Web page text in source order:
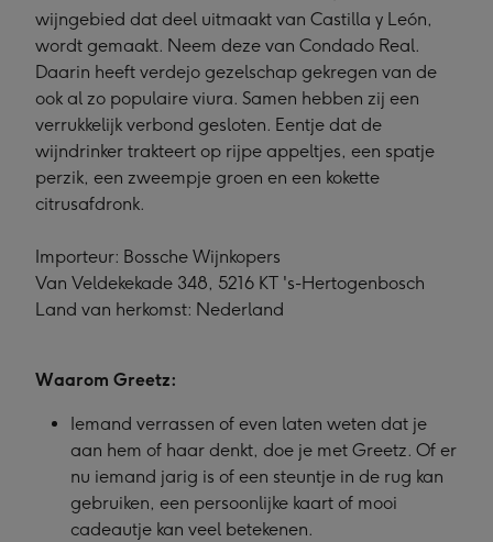
wijngebied dat deel uitmaakt van Castilla y León,
wordt gemaakt. Neem deze van Condado Real.
Daarin heeft verdejo gezelschap gekregen van de
ook al zo populaire viura. Samen hebben zij een
verrukkelijk verbond gesloten. Eentje dat de
wijndrinker trakteert op rijpe appeltjes, een spatje
perzik, een zweempje groen en een kokette
citrusafdronk.
Importeur: Bossche Wijnkopers
Van Veldekekade 348, 5216 KT 's-Hertogenbosch
Land van herkomst: Nederland
Waarom Greetz:
Iemand verrassen of even laten weten dat je
aan hem of haar denkt, doe je met Greetz. Of er
nu iemand jarig is of een steuntje in de rug kan
gebruiken, een persoonlijke kaart of mooi
cadeautje kan veel betekenen.